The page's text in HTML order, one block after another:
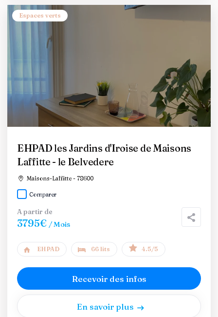
Espaces verts
EHPAD les Jardins d'Iroise de Maisons
Laffitte - le Belvedere
Maisons-Laffitte - 78600
Comparer
A partir de
3795€ / Mois
EHPAD 66 lits 4.5/5
Recevoir des infos
En savoir plus